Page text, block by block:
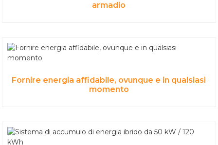
armadio
Fornire energia affidabile, ovunque e in qualsiasi
momento